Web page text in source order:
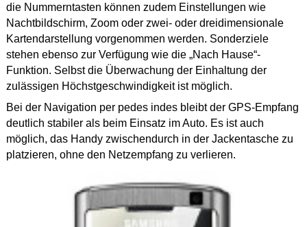
die Nummerntasten können zudem Einstellungen wie
Nachtbildschirm, Zoom oder zwei- oder dreidimensionale
Kartendarstellung vorgenommen werden. Sonderziele
stehen ebenso zur Verfügung wie die „Nach Hause“-
Funktion. Selbst die Überwachung der Einhaltung der
zulässigen Höchstgeschwindigkeit ist möglich.
Bei der Navigation per pedes indes bleibt der GPS-Empfang
deutlich stabiler als beim Einsatz im Auto. Es ist auch
möglich, das Handy zwischendurch in der Jackentasche zu
platzieren, ohne den Netzempfang zu verlieren.